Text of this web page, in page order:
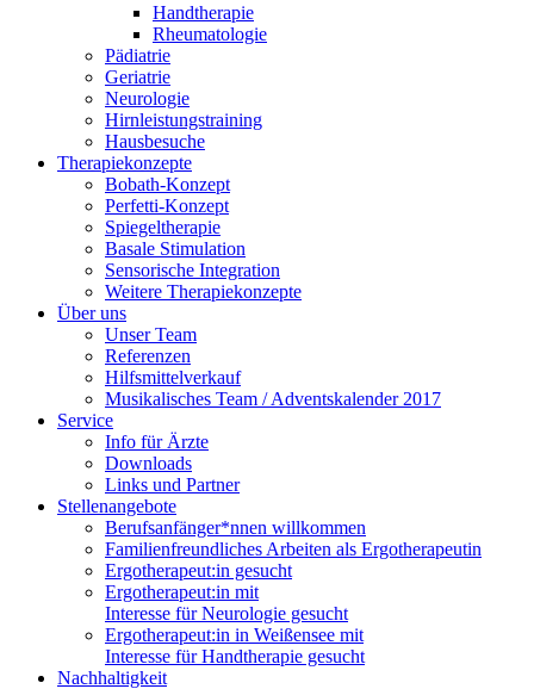
Handtherapie
Rheumatologie
Pädiatrie
Geriatrie
Neurologie
Hirnleistungstraining
Hausbesuche
Therapiekonzepte
Bobath-Konzept
Perfetti-Konzept
Spiegeltherapie
Basale Stimulation
Sensorische Integration
Weitere Therapiekonzepte
Über uns
Unser Team
Referenzen
Hilfsmittelverkauf
Musikalisches Team / Adventskalender 2017
Service
Info für Ärzte
Downloads
Links und Partner
Stellenangebote
Berufsanfänger*nnen willkommen
Familienfreundliches Arbeiten als Ergotherapeutin
Ergotherapeut:in gesucht
Ergotherapeut:in mit
Interesse für Neurologie gesucht
Ergotherapeut:in in Weißensee mit
Interesse für Handtherapie gesucht
Nachhaltigkeit